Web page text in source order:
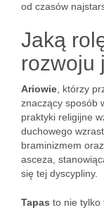
od czasów
Jaką
rozwoju
Ariowie , którzy
znaczący sposób
praktyki religijne
duchowego
braminizmem
asceza,
się tej dyscypliny.
Tapas to nie tylko